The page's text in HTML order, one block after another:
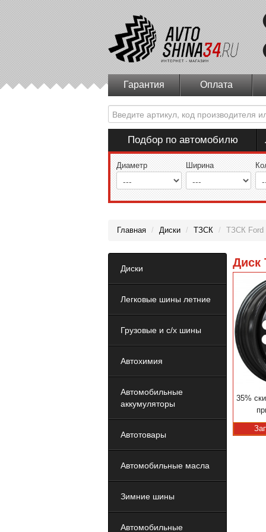
Гарантия Оплата
Подбор по автомобилю
Диаметр Ширина
Главная / Диски / ТЗСК / ТЗСК Ford
Диски
Легковые шины летние
Грузовые и с/х шины
Автохимия
Автомобильные
аккумуляторы
Автотовары
Автомобильные масла
Зимние шины
Автомобильные
Диск
35%